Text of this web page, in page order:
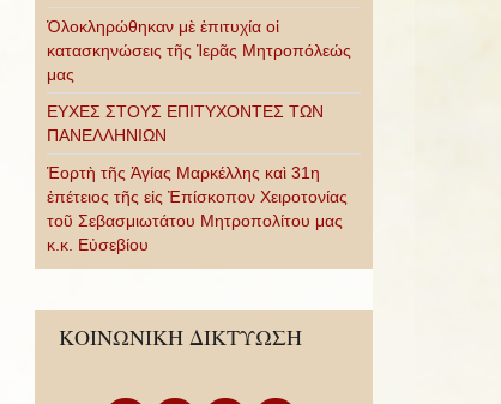
Ὁλοκληρώθηκαν μὲ ἐπιτυχία οἱ
κατασκηνώσεις τῆς Ἱερᾶς Μητροπόλεώς
μας
ΕΥΧΕΣ ΣΤΟΥΣ ΕΠΙΤΥΧΟΝΤΕΣ ΤΩΝ
ΠΑΝΕΛΛΗΝΙΩΝ
Ἑορτὴ τῆς Ἁγίας Μαρκέλλης καὶ 31η
ἐπέτειος τῆς εἰς Ἐπίσκοπον Χειροτονίας
τοῦ Σεβασμιωτάτου Μητροπολίτου μας
κ.κ. Εὐσεβίου
ΚΟΙΝΩΝΙΚΗ ΔΙΚΤΥΩΣΗ